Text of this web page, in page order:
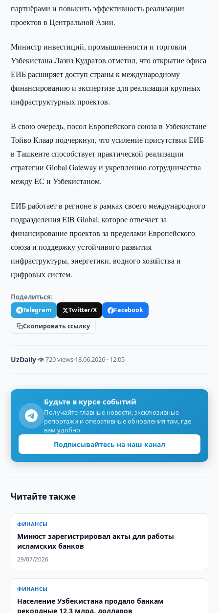
партнёрами и повысить эффективность реализации
проектов в Центральной Азии.
Министр инвестиций, промышленности и торговли
Узбекистана Лазиз Кудратов отметил, что открытие офиса
ЕИБ расширяет доступ страны к международному
финансированию и экспертизе для реализации крупных
инфраструктурных проектов.
В свою очередь, посол Европейского союза в Узбекистане
Тойво Клаар подчеркнул, что усиление присутствия ЕИБ
в Ташкенте способствует практической реализации
стратегии Global Gateway и укреплению сотрудничества
между ЕС и Узбекистаном.
ЕИБ работает в регионе в рамках своего международного
подразделения EIB Global, которое отвечает за
финансирование проектов за пределами Европейского
союза и поддержку устойчивого развития
инфраструктуры, энергетики, водного хозяйства и
цифровых систем.
Поделиться:
Telegram Twitter/X
Facebook
Скопировать ссылку
UzDaily·👁 720 views·18.06.2026 · 12:05
Будьте в курсе событий
Получайте главные новости, эксклюзивные
репортажи и оперативные обновления там, где
вам удобно.
Подписывайтесь на наш канал
Читайте также
ФИНАНСЫ
Минюст зарегистрировал акты для работы
исламских банков
29/07/2026
ФИНАНСЫ
Население Узбекистана продало банкам
рекордные 12,3 млрд. долларов